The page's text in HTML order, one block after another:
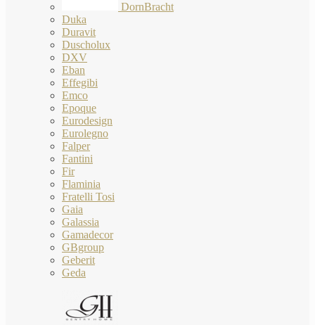
DornBracht
Duka
Duravit
Duscholux
DXV
Eban
Effegibi
Emco
Epoque
Eurodesign
Eurolegno
Falper
Fantini
Fir
Flaminia
Fratelli Tosi
Gaia
Galassia
Gamadecor
GBgroup
Geberit
Geda